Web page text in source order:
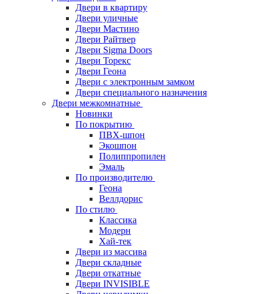
Двери в квартиру
Двери уличные
Двери Мастино
Двери Райтвер
Двери Sigma Doors
Двери Торекс
Двери Геона
Двери с электронным замком
Двери специального назначения
Двери межкомнатные
Новинки
По покрытию
ПВХ-шпон
Экошпон
Полиппропилен
Эмаль
По производителю
Геона
Веллдорис
По стилю
Классика
Модерн
Хай-тек
Двери из массива
Двери складные
Двери откатные
Двери INVISIBLE